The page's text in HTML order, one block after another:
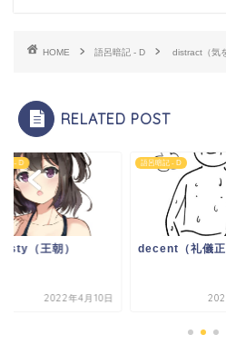
HOME 語呂暗記 - D distract（気
RELATED POST
記 - D
（王朝）
2022年4月10日
語呂暗記 - D
decent（礼儀正